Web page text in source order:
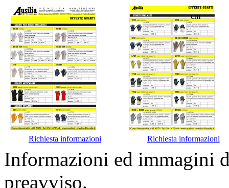
Richiesta informazioni
cm
Richiesta informazioni
Informazioni ed immagini
preavviso.